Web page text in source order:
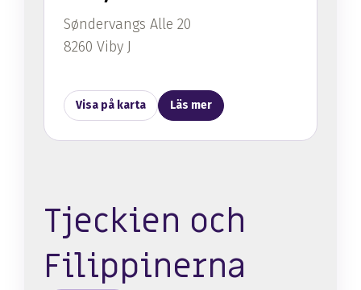
Søndervangs Alle 20
8260 Viby J
Visa på karta Läs mer
Tjeckien och
Filippinerna